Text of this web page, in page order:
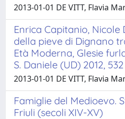
2013-01-01 DE VITT, Flavia
Enrica Capitanio, Nicole
della pieve di Dignano
Età Moderna, Glesie
S. Daniele (UD) 2012,
2013-01-01 DE VITT, Flavia
Famiglie del Medioevo.
Friuli (secoli XIV-XV)